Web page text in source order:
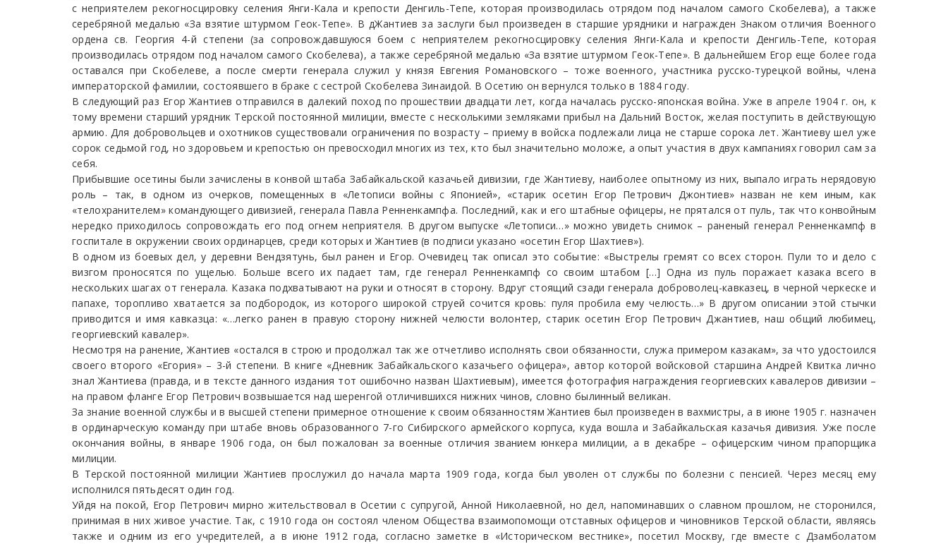
с неприятелем рекогносцировку селения Янги-Кала и крепости Денгиль-Тепе, которая производилась отрядом под началом самого Скобелева), а также
серебряной медалью «За взятие штурмом Геок-Тепе». В дЖантиев за заслуги был произведен в старшие урядники и награжден Знаком отличия Военного
ордена св. Георгия 4-й степени (за сопровождавшуюся боем с неприятелем рекогносцировку селения Янги-Кала и крепости Денгиль-Тепе, которая
производилась отрядом под началом самого Скобелева), а также серебряной медалью «За взятие штурмом Геок-Тепе». В дальнейшем Егор еще более года
оставался при Скобелеве, а после смерти генерала служил у князя Евгения Романовского – тоже военного, участника русско-турецкой войны, члена
императорской фамилии, состоявшего в браке с сестрой Скобелева Зинаидой. В Осетию он вернулся только в 1884 году.
В следующий раз Егор Жантиев отправился в далекий поход по прошествии двадцати лет, когда началась русско-японская война. Уже в апреле 1904 г. он, к
тому времени старший урядник Терской постоянной милиции, вместе с несколькими земляками прибыл на Дальний Восток, желая поступить в действующую
армию. Для добровольцев и охотников существовали ограничения по возрасту – приему в войска подлежали лица не старше сорока лет. Жантиеву шел уже
сорок седьмой год, но здоровьем и крепостью он превосходил многих из тех, кто был значительно моложе, а опыт участия в двух кампаниях говорил сам за
себя.
Прибывшие осетины были зачислены в конвой штаба Забайкальской казачьей дивизии, где Жантиеву, наиболее опытному из них, выпало играть нерядовую
роль – так, в одном из очерков, помещенных в «Летописи войны с Японией», «старик осетин Егор Петрович Джонтиев» назван не кем иным, как
«телохранителем» командующего дивизией, генерала Павла Ренненкампфа. Последний, как и его штабные офицеры, не прятался от пуль, так что конвойным
нередко приходилось сопровождать его под огнем неприятеля. В другом выпуске «Летописи…» можно увидеть снимок – раненый генерал Ренненкампф в
госпитале в окружении своих ординарцев, среди которых и Жантиев (в подписи указано «осетин Егор Шахтиев»).
В одном из боевых дел, у деревни Вендзятунь, был ранен и Егор. Очевидец так описал это событие: «Выстрелы гремят со всех сторон. Пули то и дело с
визгом проносятся по ущелью. Больше всего их падает там, где генерал Ренненкампф со своим штабом […] Одна из пуль поражает казака всего в
нескольких шагах от генерала. Казака подхватывают на руки и относят в сторону. Вдруг стоящий сзади генерала доброволец-кавказец, в черной черкеске и
папахе, тороп­ливо хватается за подбородок, из которого широкой струей сочится кровь: пуля пробила ему челюсть…» В другом описании этой стычки
приводится и имя кавказца: «…легко ранен в правую сторону нижней челюсти волонтер, старик осетин Егор Петрович Джантиев, наш общий любимец,
георгиевский кавалер».
Несмотря на ранение, Жантиев «остался в строю и продолжал так же отчетливо исполнять свои обязанности, служа примером казакам», за что удостоился
своего второго «Егория» – 3-й степени. В книге «Дневник Забайкальского казачьего офицера», автор которой войсковой старшина Андрей Квитка лично
знал Жантиева (правда, и в тексте данного издания тот ошибочно назван Шахтиевым), имеется фотография награждения георгиевских кавалеров дивизии –
на правом фланге Егор Петрович возвышается над шеренгой отличившихся нижних чинов, словно былинный великан.
За знание военной службы и в высшей степени примерное отношение к своим обязанностям Жантиев был произведен в вахмистры, а в июне 1905 г. назначен
в ординарческую команду при штабе вновь образованного 7-го Сибирского армейского корпуса, куда вошла и Забайкальская казачья дивизия. Уже после
окончания войны, в январе 1906 года, он был пожалован за военные отличия званием юнкера милиции, а в декабре – офицерским чином прапорщика
милиции.
В Терской постоянной милиции Жантиев прослужил до начала марта 1909 года, когда был уволен от службы по болезни с пенсией. Через месяц ему
исполнился пятьдесят один год.
Уйдя на покой, Егор Петрович мирно жительствовал в Осетии с супругой, Анной Николаевной, но дел, напоминавших о славном прошлом, не сторонился,
принимая в них живое участие. Так, с 1910 года он состоял членом Общества взаимопомощи отставных офицеров и чиновников Терской области, являясь
также и одним из его учредителей, а в июне 1912 года, согласно заметке в «Историческом вестнике», посетил Москву, где вместе с Дзамболатом